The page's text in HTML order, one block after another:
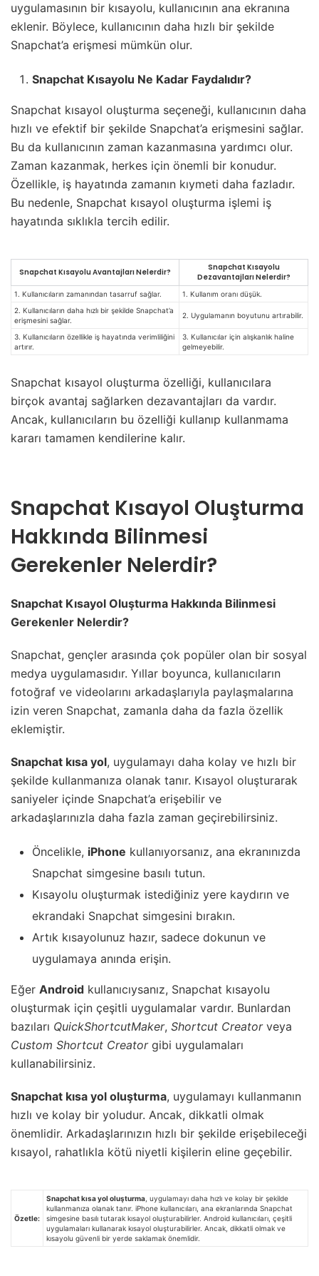
uygulamasının bir kısayolu, kullanıcının ana ekranına
eklenir. Böylece, kullanıcının daha hızlı bir şekilde
Snapchat’a erişmesi mümkün olur.
Snapchat Kısayolu Ne Kadar Faydalıdır?
Snapchat kısayol oluşturma seçeneği, kullanıcının daha
hızlı ve efektif bir şekilde Snapchat’a erişmesini sağlar.
Bu da kullanıcının zaman kazanmasına yardımcı olur.
Zaman kazanmak, herkes için önemli bir konudur.
Özellikle, iş hayatında zamanın kıymeti daha fazladır.
Bu nedenle, Snapchat kısayol oluşturma işlemi iş
hayatında sıklıkla tercih edilir.
Snapchat Kısayolu Avantajları Nelerdir?
Snapchat Kısayolu
Dezavantajları Nelerdir?
1. Kullanıcıların zamanından tasarruf sağlar.
1. Kullanım oranı düşük.
2. Kullanıcıların daha hızlı bir şekilde Snapchat’a
erişmesini sağlar.
2. Uygulamanın boyutunu artırabilir.
3. Kullanıcıların özellikle iş hayatında verimliliğini
artırır.
3. Kullanıcılar için alışkanlık haline
gelmeyebilir.
Snapchat kısayol oluşturma özelliği, kullanıcılara
birçok avantaj sağlarken dezavantajları da vardır.
Ancak, kullanıcıların bu özelliği kullanıp kullanmama
kararı tamamen kendilerine kalır.
Snapchat Kısayol Oluşturma
Hakkında Bilinmesi
Gerekenler Nelerdir?
Snapchat Kısayol Oluşturma Hakkında Bilinmesi
Gerekenler Nelerdir?
Snapchat, gençler arasında çok popüler olan bir sosyal
medya uygulamasıdır. Yıllar boyunca, kullanıcıların
fotoğraf ve videolarını arkadaşlarıyla paylaşmalarına
izin veren Snapchat, zamanla daha da fazla özellik
eklemiştir.
Snapchat kısa yol, uygulamayı daha kolay ve hızlı bir
şekilde kullanmanıza olanak tanır. Kısayol oluşturarak
saniyeler içinde Snapchat’a erişebilir ve
arkadaşlarınızla daha fazla zaman geçirebilirsiniz.
Öncelikle, iPhone kullanıyorsanız, ana ekranınızda
Snapchat simgesine basılı tutun.
Kısayolu oluşturmak istediğiniz yere kaydırın ve
ekrandaki Snapchat simgesini bırakın.
Artık kısayolunuz hazır, sadece dokunun ve
uygulamaya anında erişin.
Eğer Android kullanıcıysanız, Snapchat kısayolu
oluşturmak için çeşitli uygulamalar vardır. Bunlardan
bazıları QuickShortcutMaker, Shortcut Creatorveya
Custom Shortcut Creatorgibi uygulamaları
kullanabilirsiniz.
Snapchat kısa yol oluşturma, uygulamayı kullanmanın
hızlı ve kolay bir yoludur. Ancak, dikkatli olmak
önemlidir. Arkadaşlarınızın hızlı bir şekilde erişebileceği
kısayol, rahatlıkla kötü niyetli kişilerin eline geçebilir.
Özetle:
Snapchat kısa yol oluşturma , uygulamayı daha hızlı ve kolay bir şekilde
kullanmanıza olanak tanır. iPhone kullanıcıları, ana ekranlarında Snapchat
simgesine basılı tutarak kısayol oluşturabilirler. Android kullanıcıları, çeşitli
uygulamaları kullanarak kısayol oluşturabilirler. Ancak, dikkatli olmak ve
kısayolu güvenli bir yerde saklamak önemlidir.